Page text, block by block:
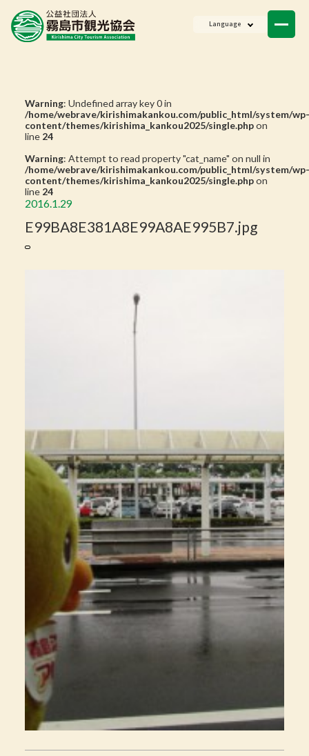
Language
Warning: Undefined array key 0 in
/home/webrave/kirishimakankou.com/public_html/system/wp-
content/themes/kirishima_kankou2025/single.phpon
line 24
Warning: Attempt to read property "cat_name" on null in
/home/webrave/kirishimakankou.com/public_html/system/wp-
content/themes/kirishima_kankou2025/single.phpon
line 24
2016.1.29
E99BA8E381A8E99A8AE995B7.jpg